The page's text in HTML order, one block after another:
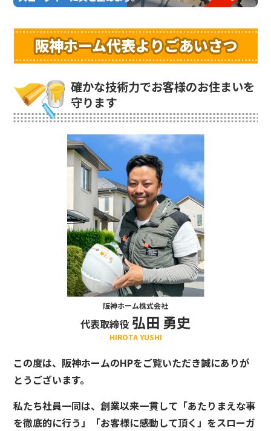
阪神ホーム代表よりごあいさつ
確かな技術力でお客様のお住まいを
守ります
阪神ホーム株式会社
代表取締役 弘田 勇史
HIROTA YUSHI
この度は、阪神ホームのHPをご覧いただき誠にありが
とうございます。
私たち社員一同は、創業以来一貫して「あたりまえな事
を徹底的に行う」「お客様に感動して頂く」をスローガ